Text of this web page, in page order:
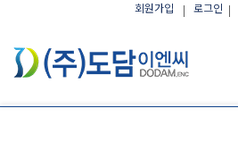
회원가입 로그인